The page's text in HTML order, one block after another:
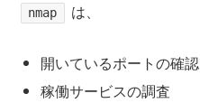
nmap は、
開いているポートの確認
稼働サービスの調査